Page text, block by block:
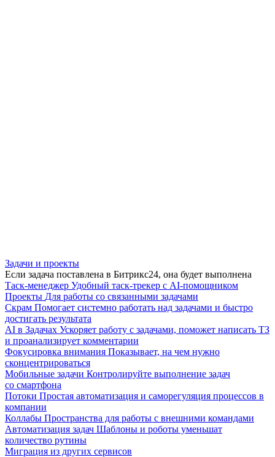
Задачи и проекты
Если задача поставлена в Битрикс24, она будет выполнена
Таск-менеджер Удобный таск-трекер с AI-помощником
Проекты Для работы со связанными задачами
Скрам Помогает системно работать над задачами и быстро
достигать результата
AI в Задачах Ускоряет работу с задачами, поможет написать ТЗ
и проанализирует комментарии
Фокусировка внимания Показывает, на чем нужно
сконцентрироваться
Мобильные задачи Контролируйте выполнение задач
со смартфона
Потоки Простая автоматизация и саморегуляция процессов в
компании
Коллабы Пространства для работы с внешними командами
Автоматизация задач Шаблоны и роботы уменьшат
количество рутины
Миграция из других сервисов